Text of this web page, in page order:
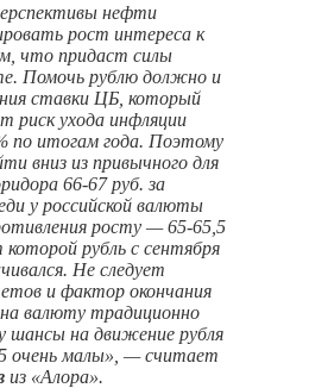
нефти
рост интереса к
что придаст силы
Помочь рублю должно и
ставки ЦБ, который
риск ухода инфляции
по итогам года. Поэтому
вниз из привычного для
66-67 руб. за
у российской валюты
росту — 65-65,5
которой рубль с сентября
Не следует
и фактор окончания
на валюту традиционно
на движение рубля
очень малы», — считает
из «Алора».